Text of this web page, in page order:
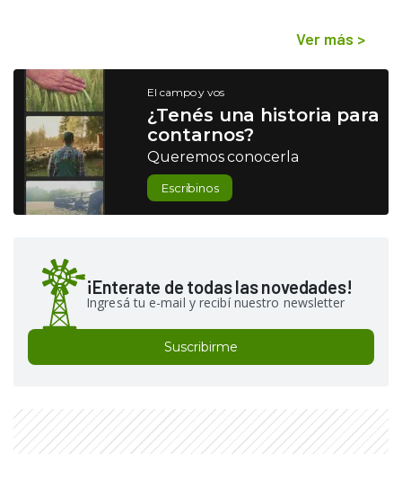
Ver más >
El campo y vos
¿Tenés una historia para
contarnos?
Queremos conocerla
Escribinos
¡Enterate de todas las novedades!
Ingresá tu e-mail y recibí nuestro newsletter
Suscribirme